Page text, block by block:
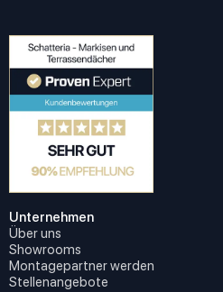
Unternehmen
Über uns
Showrooms
Montagepartner werden
Stellenangebote